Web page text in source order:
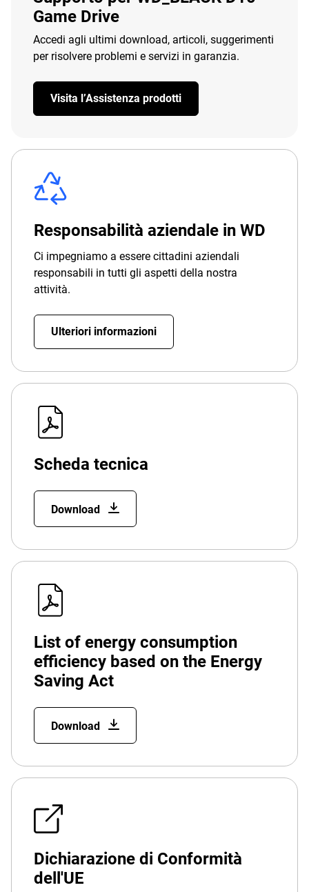
Game Drive
Accedi agli ultimi download, articoli, suggerimenti
per risolvere problemi e servizi in garanzia.
Visita l’Assistenza prodotti
Responsabilità aziendale in WD
Ci impegniamo a essere cittadini aziendali
responsabili in tutti gli aspetti della nostra
attività.
Ulteriori informazioni
Scheda tecnica
Download
List of energy consumption
efficiency based on the Energy
Saving Act
Download
Dichiarazione di Conformità
dell'UE